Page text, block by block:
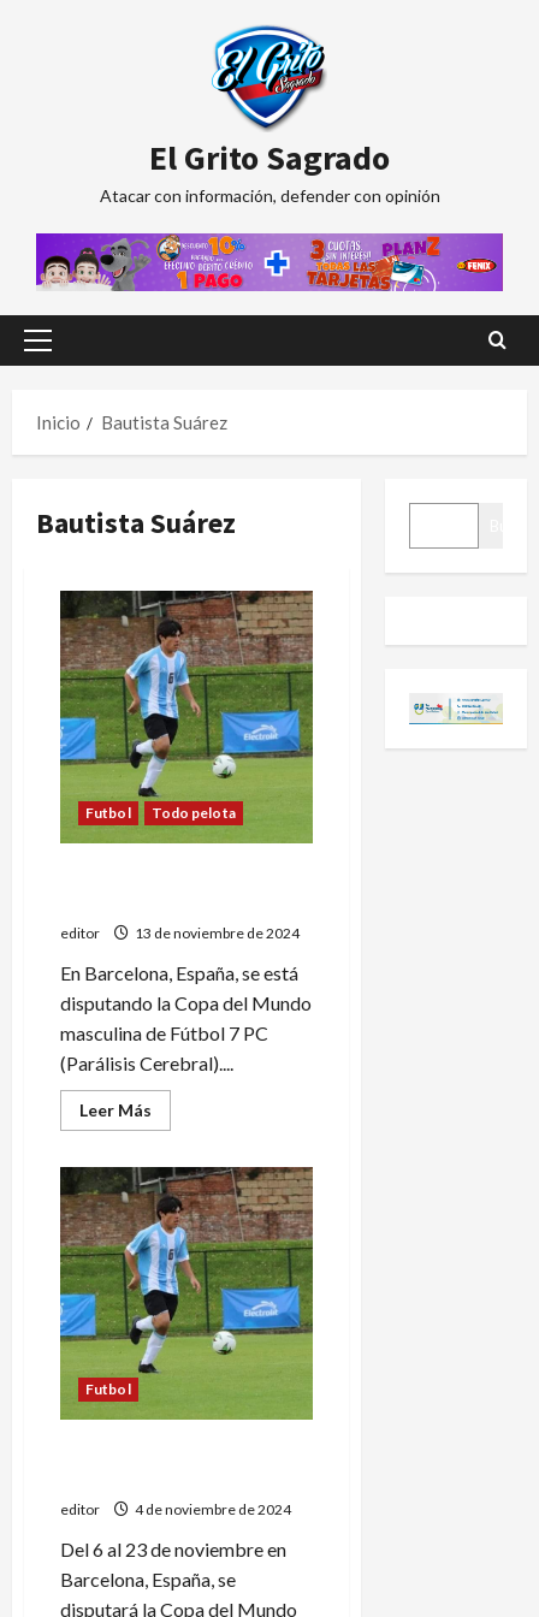
El Grito Sagrado
Atacar con información, defender con opinión
Menú
Inicio
Bautista Suárez
Bautista Suárez
Futbol Todo pelota
editor 13 de noviembre de 2024
En Barcelona, España, se está
disputando la Copa del Mundo
masculina de Fútbol 7 PC
(Parálisis Cerebral)....
Leer Más
más
Bautista
Suárez
debutó
en
el
Mundial
de
Fútbol
7
PC
Futbol
editor 4 de noviembre de 2024
Del 6 al 23 de noviembre en
Barcelona, España, se
disputará la Copa del Mundo